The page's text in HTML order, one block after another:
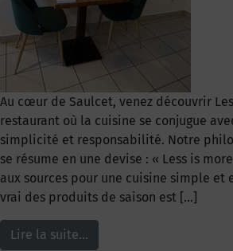
Au cœur de Saulcet, venez découvrir
restaurant où la cuisine se conjugue
simplicité et responsabilité. Notre
se résume en une devise : « Less is
aux sources pour une cuisine simple et
vrai des produits de saison est […]
Lire la suite…